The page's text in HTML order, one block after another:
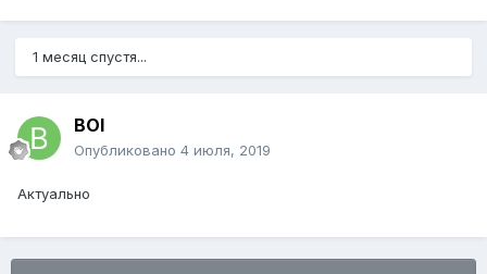
1 месяц спустя...
BOI
Опубликовано 4 июля, 2019
Актуально